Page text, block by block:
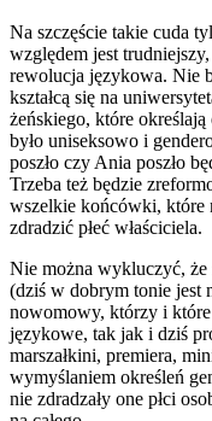
Na szczęście takie cuda
względem jest
rewolucja językowa. Nie
kształcą się na
żeńskiego, które
było uniseksowo i
poszło czy Ania poszło
Trzeba też będzie
wszelkie końcówki, które
zdradzić płeć właściciela.
Nie można wykluczyć,
(dziś w dobrym tonie jest
nowomowy, którzy i
językowe, tak jak i dziś
marszałkini, premiera,
wymyślaniem określeń
nie zdradzały one płci